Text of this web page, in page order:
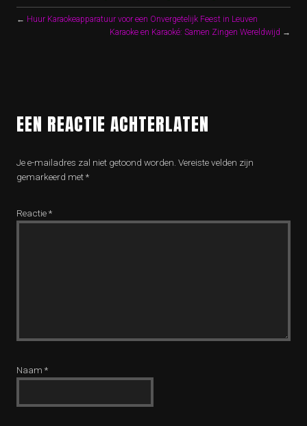
← Huur Karaokeapparatuur voor een Onvergetelijk Feest in Leuven
Karaoke en Karaoké: Samen Zingen Wereldwijd →
EEN REACTIE ACHTERLATEN
Je e-mailadres zal niet getoond worden. Vereiste velden zijn
gemarkeerd met*
Reactie*
Naam *